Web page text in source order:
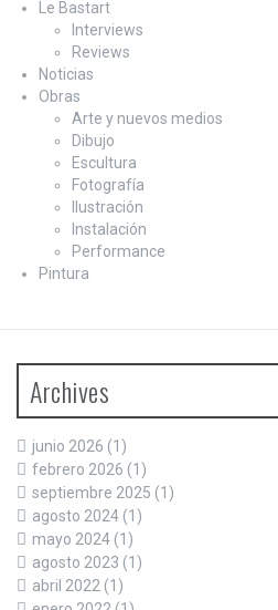
Le Bastart
Interviews
Reviews
Noticias
Obras
Arte y nuevos medios
Dibujo
Escultura
Fotografía
Ilustración
Instalación
Performance
Pintura
Archives
junio 2026 (1)
febrero 2026 (1)
septiembre 2025 (1)
agosto 2024 (1)
mayo 2024 (1)
agosto 2023 (1)
abril 2022 (1)